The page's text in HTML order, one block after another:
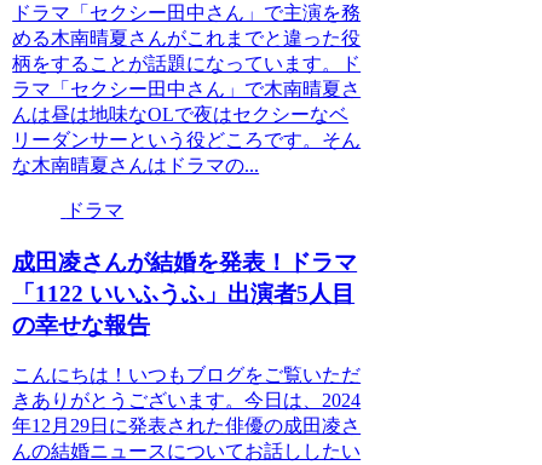
ドラマ「セクシー田中さん」で主演を務
める木南晴夏さんがこれまでと違った役
柄をすることが話題になっています。ド
ラマ「セクシー田中さん」で木南晴夏さ
んは昼は地味なOLで夜はセクシーなベ
リーダンサーという役どころです。そん
な木南晴夏さんはドラマの...
ドラマ
成田凌さんが結婚を発表！ドラマ
「1122 いいふうふ」出演者5人目
の幸せな報告
こんにちは！いつもブログをご覧いただ
きありがとうございます。今日は、2024
年12月29日に発表された俳優の成田凌さ
んの結婚ニュースについてお話ししたい